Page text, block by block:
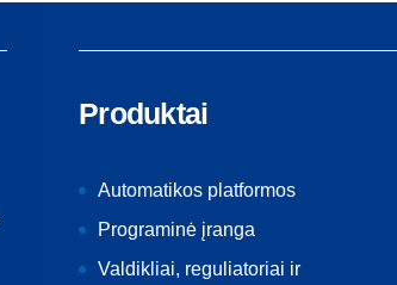
Produktai
Automatikos platformos
Programinė įranga
Valdikliai, reguliatoriai ir